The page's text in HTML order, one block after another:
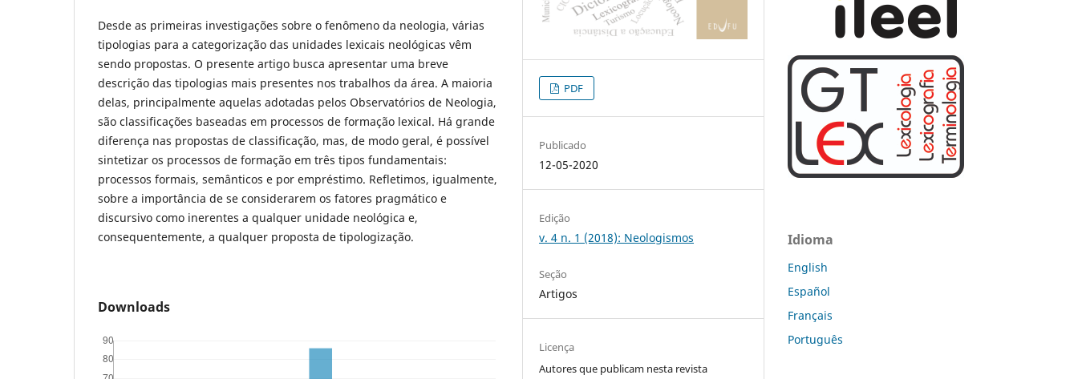
Desde as primeiras investigações sobre o fenômeno da neologia, várias
tipologias para a categorização das unidades lexicais neológicas vêm
sendo propostas. O presente artigo busca apresentar uma breve
descrição das tipologias mais presentes nos trabalhos da área. A maioria
delas, principalmente aquelas adotadas pelos Observatórios de Neologia,
são classificações baseadas em processos de formação lexical. Há grande
diferença nas propostas de classificação, mas, de modo geral, é possível
sintetizar os processos de formação em três tipos fundamentais:
processos formais, semânticos e por empréstimo. Refletimos, igualmente,
sobre a importância de se considerarem os fatores pragmático e
discursivo como inerentes a qualquer unidade neológica e,
consequentemente, a qualquer proposta de tipologização.
Downloads
PDF
Publicado
12-05-2020
Edição
v. 4 n. 1 (2018): Neologismos
Seção
Artigos
Licença
Autores que publicam nesta revista
Idioma
English
Español
Français
Português